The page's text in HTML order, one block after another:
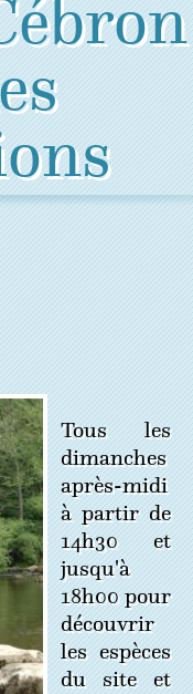
Tous les
dimanches
après-midi
à partir de
14h30 et
jusqu'à
18h00 pour
découvrir
les espèces
du site et